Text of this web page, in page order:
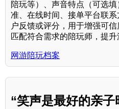
陪玩等）、声音特点（可选
准、在线时间、接单平台联
户反馈或评分，用于增强可
匹配符合需求的陪玩师，提升
网游陪玩档案
“笑声是最好的亲